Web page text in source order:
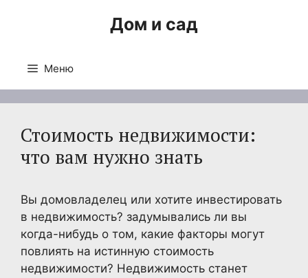
Дом и сад
Меню
Стоимость недвижимости:
что вам нужно знать
Вы домовладелец или хотите инвестировать
в недвижимость? задумывались ли вы
когда-нибудь о том, какие факторы могут
повлиять на истинную стоимость
недвижимости? Недвижимость станет